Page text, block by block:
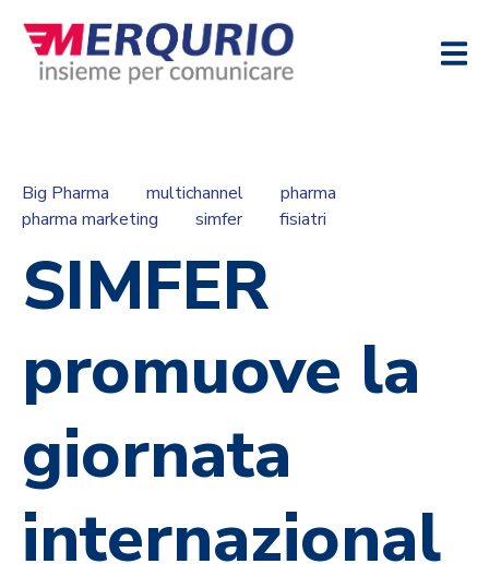
Big Pharma multichannel
pharma
pharma marketing
simfer fisiatri
SIMFER
promuove la
giornata
internazional